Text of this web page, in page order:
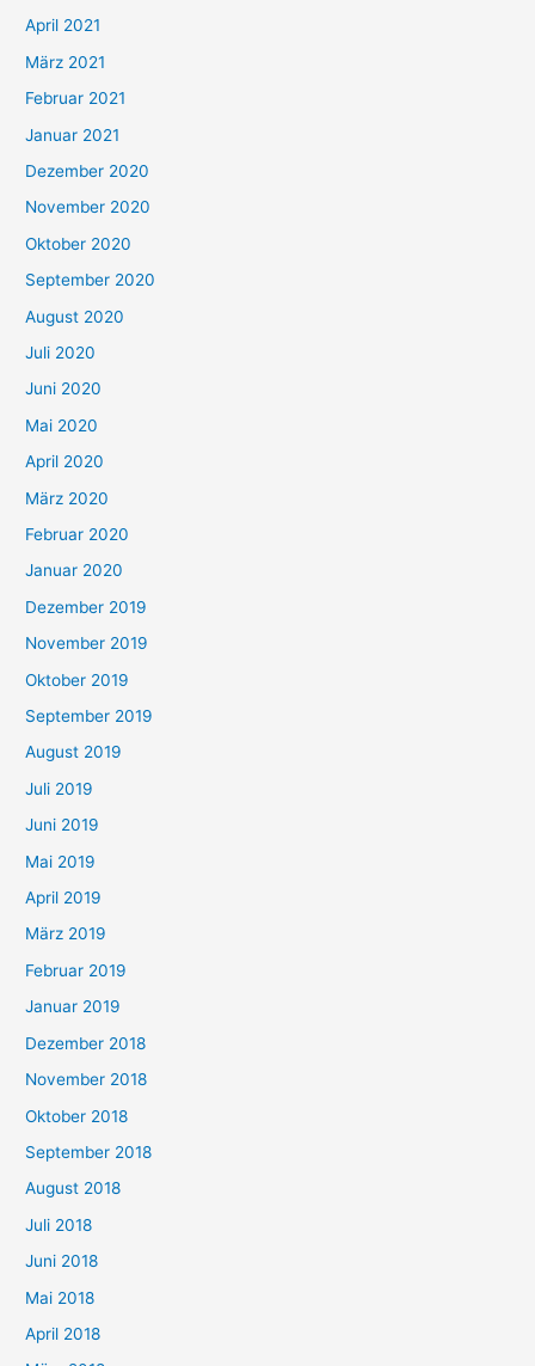
:
April 2021
März 2021
Februar 2021
Januar 2021
Dezember 2020
November 2020
Oktober 2020
September 2020
August 2020
Juli 2020
Juni 2020
Mai 2020
April 2020
März 2020
Februar 2020
Januar 2020
Dezember 2019
November 2019
Oktober 2019
September 2019
August 2019
Juli 2019
Juni 2019
Mai 2019
April 2019
März 2019
Februar 2019
Januar 2019
Dezember 2018
November 2018
Oktober 2018
September 2018
August 2018
Juli 2018
Juni 2018
Mai 2018
April 2018